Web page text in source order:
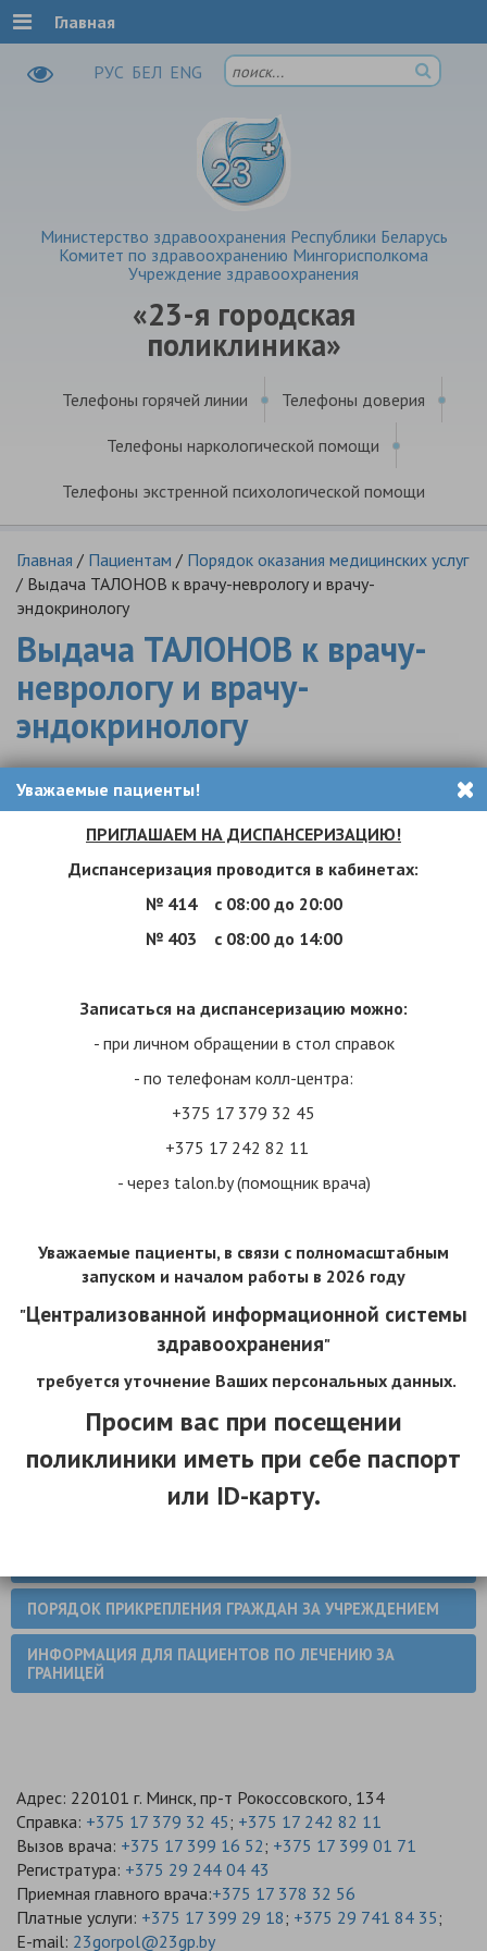
РУC БЕЛ ENG
Министерство здравоохранения Республики Беларусь
Комитет по здравоохранению Мингорисполкома
Учреждение здравоохранения
«23-я городская
поликлиника»
Главная
Телефоны горячей линии Телефоны доверия
Телефоны наркологической помощи
Телефоны экстренной психологической помощи
Главная / Пациентам / Порядок оказания медицинских услуг
/ Выдача ТАЛОНОВ к врачу-неврологу и врачу-
эндокринологу
Выдача ТАЛОНОВ к врачу-
неврологу и врачу-
эндокринологу
УВАЖАЕМЫЕ ПАЦИЕНТЫ!
Обращаем Ваше внимание:
ВЫДАЧА ТАЛОНОВ к ВРАЧУ-НЕВРОЛОГУ, ВРАЧУ-
ЭНДОКРИНОЛОГУ осуществляется врачом общей
врачебного осмотра.
Прием пациентов, состоящих на диспансерном учете у
диспансерных пациентов,находящихся в кабинетах врачей-
специалистов
КАК ЗАКАЗАТЬ ТАЛОН НА ПРИЕМ К ВРАЧАМ
ВЫДАЧА ТАЛОНОВ К ВРАЧУ-НЕВРОЛОГУ И ВРАЧУ-
«ЭЛЕКТРОННЫЙ РЕЦЕПТ»
ОБ АМБУЛАТОРНЫХ КАРТАХ
ПОРЯДОК ПРИКРЕПЛЕНИЯ ГРАЖДАН ЗА УЧРЕЖДЕНИЕМ
ИНФОРМАЦИЯ ДЛЯ ПАЦИЕНТОВ ПО ЛЕЧЕНИЮ ЗА
ГРАНИЦЕЙ
Адрес: 220101 г. Минск, пр-т Рокоссовского, 134
Справка: +375 17 379 32 45; +375 17 242 82 11
Вызов врача: +375 17 399 16 52; +375 17 399 01 71
Регистратура: +375 29 244 04 43
Приемная главного врача:+375 17 378 32 56
Платные услуги: +375 17 399 29 18; +375 29 741 84 35;
E-mail: 23gorpol@23gp.by
Уважаемые пациенты!
ПРИГЛАШАЕМ НА ДИСПАНСЕРИЗАЦИЮ!
Диспансеризация проводится в кабинетах:
№ 414 с 08:00 до 20:00
№ 403 с 08:00 до 14:00
Записаться на диспансеризацию можно:
- при личном обращении в стол справок
- по телефонам колл-центра:
+375 17 379 32 45
+375 17 242 82 11
- через talon.by (помощник врача)
Уважаемые пациенты, в связи с полномасштабным
запуском и началом работы в 2026 году
"Централизованной информационной системы
здравоохранения"
требуется уточнение Ваших персональных данных.
Просим вас при посещении
поликлиники иметь при себе паспорт
или ID-карту.